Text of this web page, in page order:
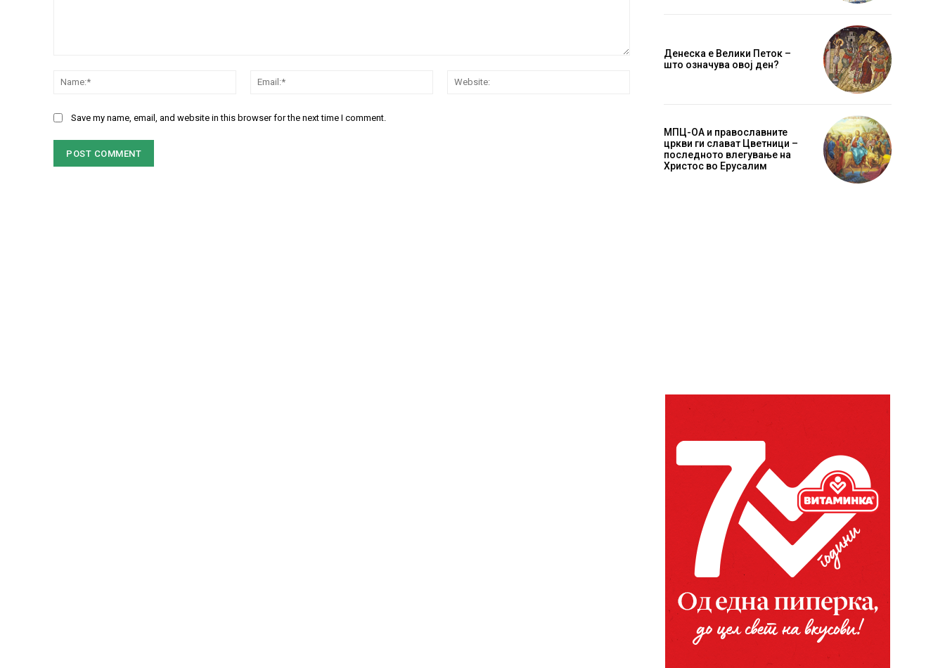
Name:*
Email:*
Save my name, email, and website in this browser for the next time I comment.
Денеска е Велики Петок –
што означува овој ден?
МПЦ-ОА и православните
цркви ги слават Цветници –
последното влегување на
Христос во Ерусалим